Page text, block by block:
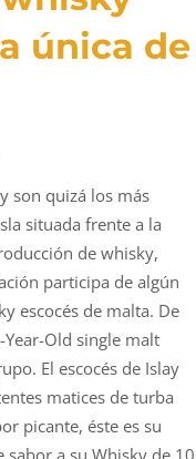
única de
son quizá los más
situada frente a la
de whisky,
participa de algún
escocés de malta. De
Year-Old single malt
El escocés de Islay
matices de turba
picante, éste es su
a su Whisky de 10